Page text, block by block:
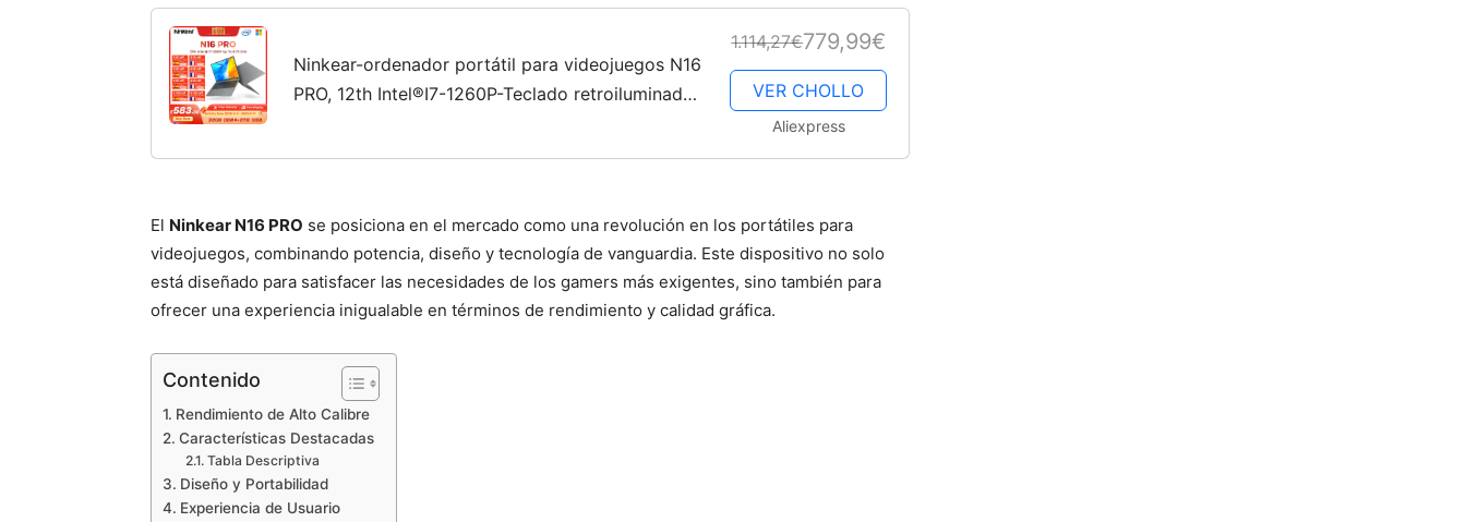
Ninkear-ordenador portátil para videojuegos N16
PRO, 12th Intel®I7-1260P-Teclado retroiluminado
1.114,27€779,99€
VER CHOLLO
Aliexpress
El Ninkear N16 PRO se posiciona en el mercado como una revolución en los portátiles para
videojuegos, combinando potencia, diseño y tecnología de vanguardia. Este dispositivo no solo
está diseñado para satisfacer las necesidades de los gamers más exigentes, sino también para
ofrecer una experiencia inigualable en términos de rendimiento y calidad gráfica.
Contenido
Rendimiento de Alto Calibre
Características Destacadas
Tabla Descriptiva
Diseño y Portabilidad
Experiencia de Usuario